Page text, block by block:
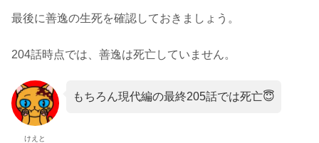
最後に善逸の生死を確認しておきましょう。
204話時点では、善逸は死亡していません。
けえと
もちろん現代編の最終205話では死亡😇